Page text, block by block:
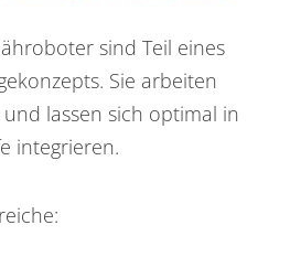
sind Teil eines
Sie arbeiten
und lassen sich optimal in
integrieren.